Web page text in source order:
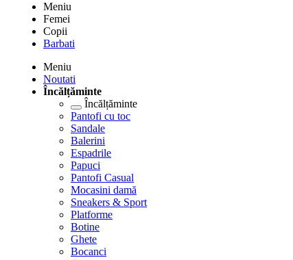
Meniu
Femei
Copii
Barbati
Meniu
Noutati
Încălțăminte
Încălțăminte
Pantofi cu toc
Sandale
Balerini
Espadrile
Papuci
Pantofi Casual
Mocasini damă
Sneakers & Sport
Platforme
Botine
Ghete
Bocanci